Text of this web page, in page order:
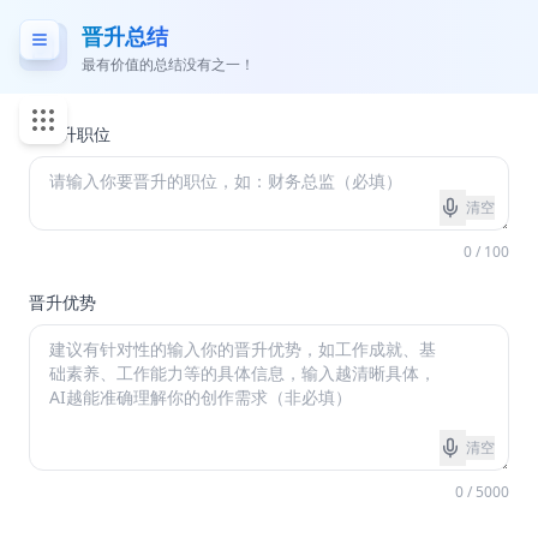
晋升总结
最有价值的总结没有之一！
* 晋升职位
清空
0 / 100
晋升优势
清空
0 / 5000